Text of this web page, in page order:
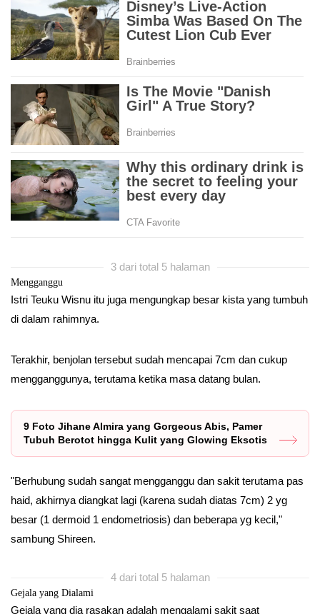
3 dari total 5 halaman
Mengganggu
Istri Teuku Wisnu itu juga mengungkap besar kista yang tumbuh
di dalam rahimnya.
Terakhir, benjolan tersebut sudah mencapai 7cm dan cukup
mengganggunya, terutama ketika masa datang bulan.
9 Foto Jihane Almira yang Gorgeous Abis, Pamer
Tubuh Berotot hingga Kulit yang Glowing Eksotis
"Berhubung sudah sangat mengganggu dan sakit terutama pas
haid, akhirnya diangkat lagi (karena sudah diatas 7cm) 2 yg
besar (1 dermoid 1 endometriosis) dan beberapa yg kecil,"
sambung Shireen.
4 dari total 5 halaman
Gejala yang Dialami
Gejala yang dia rasakan adalah mengalami sakit saat